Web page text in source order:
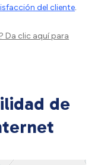
del cliente.
Da clic aquípara
de